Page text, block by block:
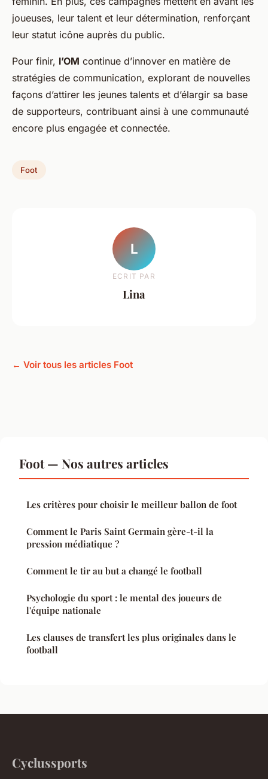
joueuses, leur talent et leur détermination, renforçant
leur statut icône auprès du public.
Pour finir, l’OM continue d’innover en matière de
stratégies de communication, explorant de nouvelles
façons d’attirer les jeunes talents et d’élargir sa base
de supporteurs, contribuant ainsi à une communauté
encore plus engagée et connectée.
Foot
L
ECRIT PAR
Lina
← Voir tous les articles Foot
Foot — Nos autres articles
Les critères pour choisir le meilleur ballon de foot
Comment le Paris Saint Germain gère-t-il la
pression médiatique ?
Comment le tir au but a changé le football
Psychologie du sport : le mental des joueurs de
l'équipe nationale
Les clauses de transfert les plus originales dans le
football
Cyclussports